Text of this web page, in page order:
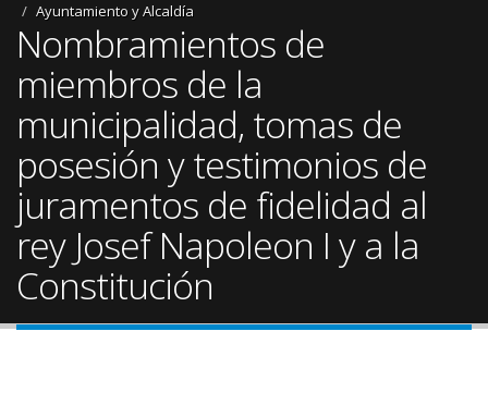
Ayuntamiento y Alcaldía
Nombramientos de
miembros de la
municipalidad, tomas de
posesión y testimonios de
juramentos de fidelidad al
rey Josef Napoleon I y a la
Constitución